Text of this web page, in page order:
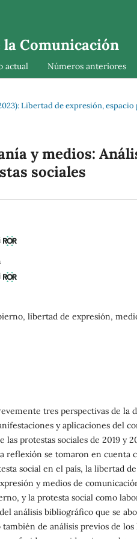
la Comunicación
actual Números anteriores
Libertad de expresión,
y medios:
sociales
libertad de expresión,
tres perspectivas de la
y aplicaciones del
protestas sociales de 2019 y
reflexión se tomaron en cuenta
social en el país, la libertad
y medios de
y la protesta social como
análisis bibliográfico que se
de análisis previos de los